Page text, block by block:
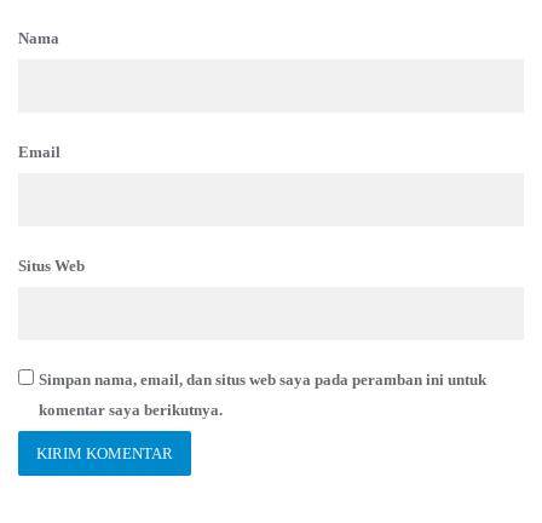
Nama
Email
Situs Web
Simpan nama, email, dan situs web saya pada peramban ini untuk
komentar saya berikutnya.